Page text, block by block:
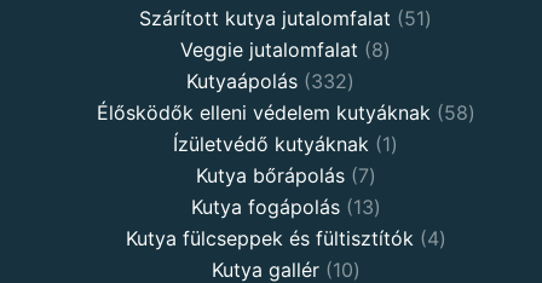
Szárított kutya jutalomfalat
51
Veggie jutalomfalat
8
Kutyaápolás 332
Élősködők elleni védelem kutyáknak
58
Ízületvédő kutyáknak
1
Kutya bőrápolás
7
Kutya fogápolás
13
Kutya fülcseppek és fültisztítók
4
Kutya gallér
10